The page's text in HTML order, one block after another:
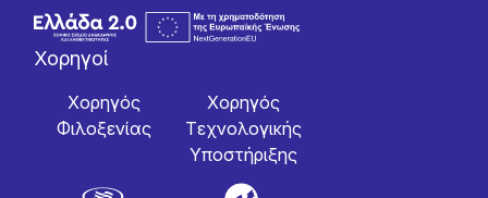
Χορηγοί
Χορηγός
Φιλοξενίας
Χορηγός
Tεχνολογικής
Yποστήριξης